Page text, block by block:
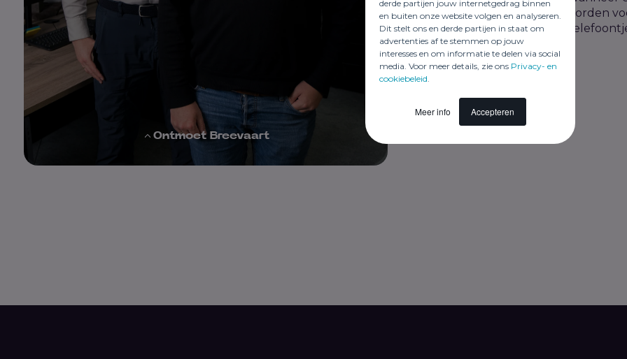
derde partijen jouw internetgedrag binnen
en buiten onze website volgen en analyseren.
Dit stelt ons en derde partijen in staat om
advertenties af te stemmen op jouw
interesses en om informatie te delen via social
media. Voor meer details, zie ons Privacy- en
cookiebeleid
Meer info Accepteren
Ontmoet Breevaart
geregeld moet worden
begint, is er één